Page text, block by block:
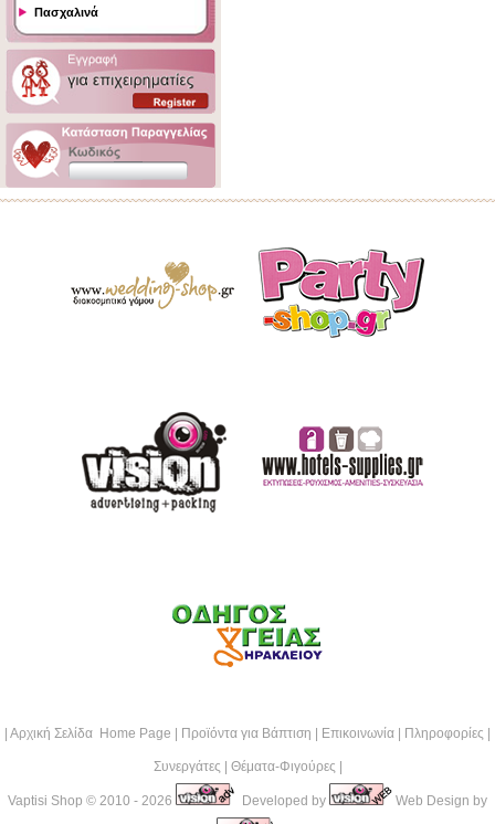
Πασχαλινά
Αρχική Σελίδα Home Page Προϊόντα για Βάπτιση Επικοινωνία Πληροφορίες
Συνεργάτες Θέματα-Φιγούρες
Vaptisi Shop © 2010 - 2026 Developed by Web Design by